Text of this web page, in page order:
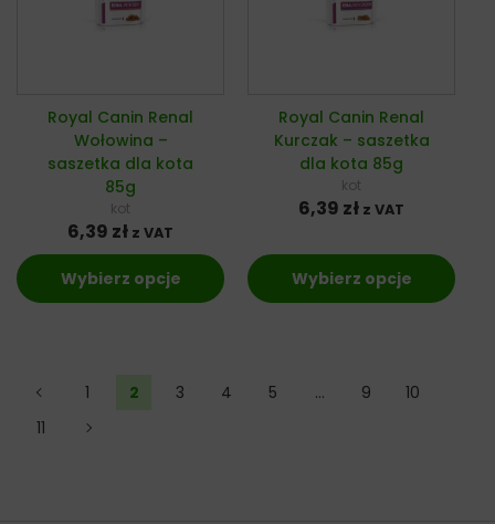
Royal Canin Renal
Wołowina –
saszetka dla kota
85g
kot
6,39 zł z VAT
Wybierz opcje
Royal Canin Renal
Kurczak – saszetka
dla kota 85g
kot
6,39 zł z VAT
Wybierz opcje
← 1 2 3 4 5 … 9
10
11
→